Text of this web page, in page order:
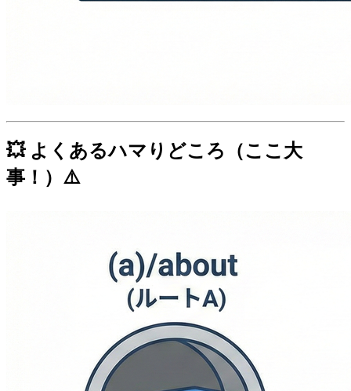
💥 よくあるハマりどころ（ここ大
事！）⚠️